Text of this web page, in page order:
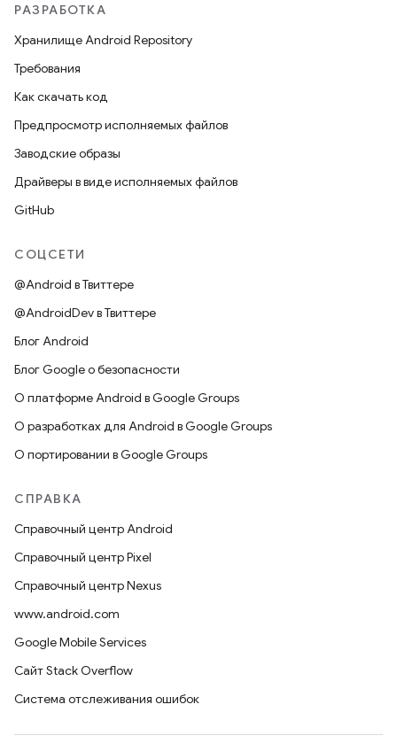
РАЗРАБОТКА
Хранилище Android Repository
Требования
Как скачать код
Предпросмотр исполняемых файлов
Заводские образы
Драйверы в виде исполняемых файлов
GitHub
СОЦСЕТИ
@Android в Твиттере
@AndroidDev в Твиттере
Блог Android
Блог Google о безопасности
О платформе Android в Google Groups
О разработках для Android в Google Groups
О портировании в Google Groups
СПРАВКА
Справочный центр Android
Справочный центр Pixel
Справочный центр Nexus
www.android.com
Google Mobile Services
Сайт Stack Overflow
Система отслеживания ошибок